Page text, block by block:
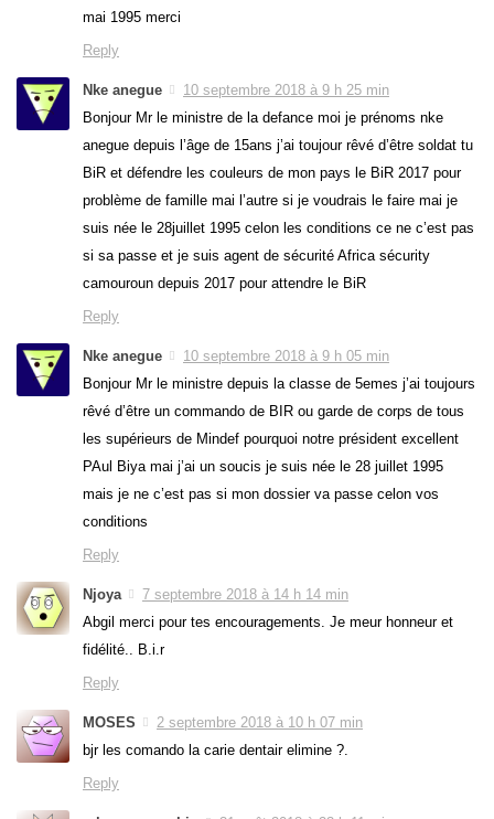
mai 1995 merci
Reply
Nke anegue
10 septembre 2018 à 9 h 25 min
Bonjour Mr le ministre de la defance moi je prénoms nke
anegue depuis l’âge de 15ans j’ai toujour rêvé d’être soldat tu
BiR et défendre les couleurs de mon pays le BiR 2017 pour
problème de famille mai l’autre si je voudrais le faire mai je
suis née le 28juillet 1995 celon les conditions ce ne c’est pas
si sa passe et je suis agent de sécurité Africa sécurity
camouroun depuis 2017 pour attendre le BiR
Reply
Nke anegue
10 septembre 2018 à 9 h 05 min
Bonjour Mr le ministre depuis la classe de 5emes j’ai toujours
rêvé d’être un commando de BIR ou garde de corps de tous
les supérieurs de Mindef pourquoi notre président excellent
PAul Biya mai j’ai un soucis je suis née le 28 juillet 1995
mais je ne c’est pas si mon dossier va passe celon vos
conditions
Reply
Njoya
7 septembre 2018 à 14 h 14 min
Abgil merci pour tes encouragements. Je meur honneur et
fidélité.. B.i.r
Reply
MOSES
2 septembre 2018 à 10 h 07 min
bjr les comando la carie dentair elimine ?.
Reply